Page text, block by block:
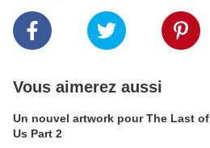
Vous aimerez aussi
Un nouvel artwork pour The Last of
Us Part 2